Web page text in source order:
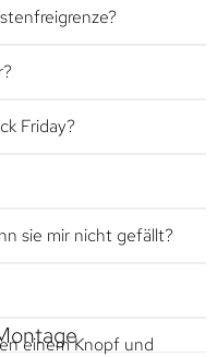
Friday?
sie mir nicht gefällt?
einem Knopf und